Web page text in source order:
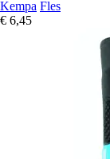
Kempa Fles
€ 6,45